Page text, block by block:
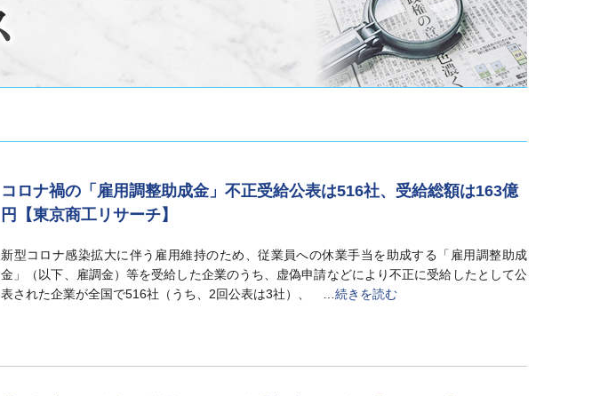
コロナ禍の「雇用調整助成金」不正受給公表は516社、受給総額は163億
円【東京商工リサーチ】
新型コロナ感染拡大に伴う雇用維持のため、従業員への休業手当を助成する「雇用調整助成
金」（以下、雇調金）等を受給した企業のうち、虚偽申請などにより不正に受給したとして公
表された企業が全国で516社（うち、2回公表は3社）、 …続きを読む